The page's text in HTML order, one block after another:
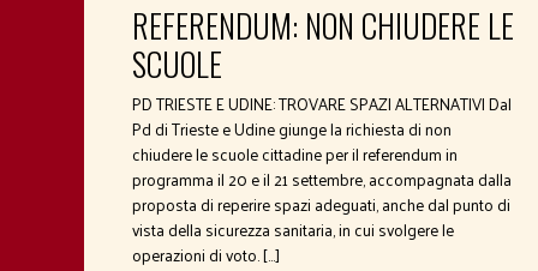
REFERENDUM: NON CHIUDERE LE
SCUOLE
PD TRIESTE E UDINE: TROVARE SPAZI ALTERNATIVI Dal
Pd di Trieste e Udine giunge la richiesta di non
chiudere le scuole cittadine per il referendum in
programma il 20 e il 21 settembre, accompagnata dalla
proposta di reperire spazi adeguati, anche dal punto di
vista della sicurezza sanitaria, in cui svolgere le
operazioni di voto. […]